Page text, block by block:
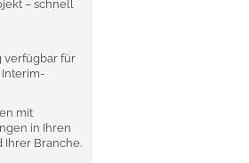
– schnell
verfügbar für
mit
in Ihren
Ihrer Branche.